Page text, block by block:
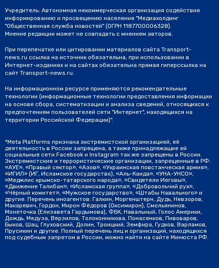
Учредитель: Автономная некоммерческая организация содействия
информированию и просвещению населения "Медиахолдинг
"Общественная служба новостей" (ОГРН 1187700006328).
Мнение редакции может не совпадать с мнением авторов.
При перепечатке или цитировании материалов сайта Transport-
news.ru ссылка на источник обязательна, при использовании в
Интернет-изданиях и на сайтах обязательна прямая гиперссылка на
сайт Transport-news.ru.
На информационном ресурсе применяются рекомендательные
технологии (информационные технологии предоставления информации
на основе сбора, систематизации и анализа сведений, относящихся к
предпочтениям пользователей сети "Интернет", находящихся на
территории Российской Федерации)".
*Meta Platforms признана экстремистской организацией, её
деятельность в России запрещена, а также принадлежащие ей
социальные сети Facebook и Instagram так же запрещены в России.
Экстремистские и террористические организации, запрещенные в РФ:
«АУЕ», «Правый сектор», «Азов», «Украинская повстанческая армия»,
«ИГИЛ» (ИГ, Исламское государство), «Аль-Каида», «УНА-УНСО»,
«Меджлис крымско-татарского народа», «Свидетели Иеговы»,
«Движение Талибан», «Исламская группа», «Добровольчий рух»,
«Чёрный комитет», «Мужское государство», «Штабы Навального» и
другие. Перечень иноагентов: Галкин, Моргенштерн, Дудь, Невзоров,
Макаревич, Гордон, Мирон Фёдоров (Оксимирон), Смольянинов,
Монеточка (Елизавета Гардымова), ФБК, Навальный, Голос Америки,
Дождь, Медуза, Верзилов, Толоконникова, Понасенков, Пивоваров,
Быков, Шац, Глуховский, Долин, Троицкий, Земфира, Гудков, Варламов,
Прусикин и другие. Полный перечень лиц и организаций, находящихся
под судебным запретом в России, можно найти на сайте Минюста РФ.